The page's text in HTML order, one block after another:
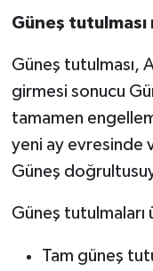
Güneş tutulması
Güneş tutulması,
girmesi sonucu
tamamen
yeni ay evresinde
Güneş
Güneş tutulmaları
Tam güneş